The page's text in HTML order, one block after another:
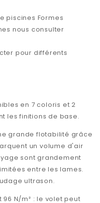
piscines Formes
nous consulter
pour différents
en 7 coloris et 2
les finitions de base.
grande flotabilité grâce
un volume d'air
sont grandement
entre les lames.
ultrason.
96 N/m² : le volet peut